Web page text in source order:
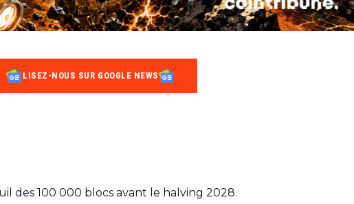
LISEZ-NOUS SUR GOOGLE NEWS
des 100 000 blocs avant le halving 2028.